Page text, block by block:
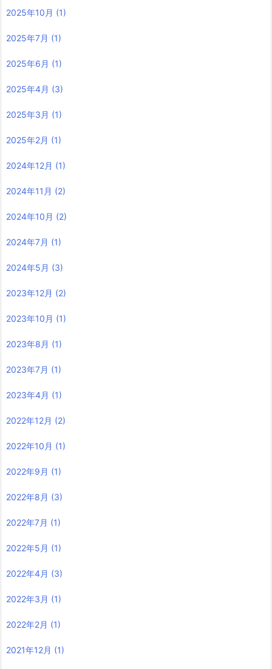
2025年10月 (1)
2025年7月 (1)
2025年6月 (1)
2025年4月 (3)
2025年3月 (1)
2025年2月 (1)
2024年12月 (1)
2024年11月 (2)
2024年10月 (2)
2024年7月 (1)
2024年5月 (3)
2023年12月 (2)
2023年10月 (1)
2023年8月 (1)
2023年7月 (1)
2023年4月 (1)
2022年12月 (2)
2022年10月 (1)
2022年9月 (1)
2022年8月 (3)
2022年7月 (1)
2022年5月 (1)
2022年4月 (3)
2022年3月 (1)
2022年2月 (1)
2021年12月 (1)